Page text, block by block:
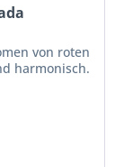
von roten
harmonisch.